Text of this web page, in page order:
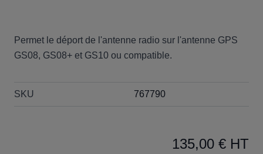
Permet le déport de l'antenne radio sur l'antenne GPS
GS08, GS08+ et GS10 ou compatible.
SKU 767790
135,00 € HT